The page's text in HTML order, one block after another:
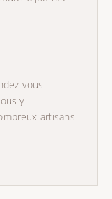
vous
y
artisans